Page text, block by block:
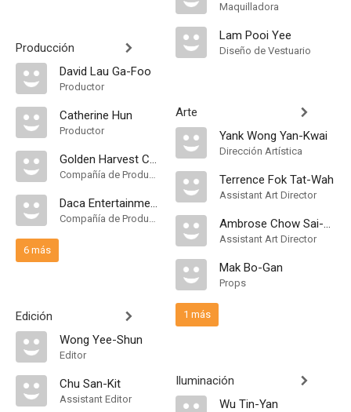
Producción
David Lau Ga-Foo
Productor
Catherine Hun
Productor
Golden Harvest Company
Compañía de Produccion
Daca Entertainment Co
Compañía de Produccion
6 más
Edición
Wong Yee-Shun
Editor
Chu San-Kit
Assistant Editor
Maquilladora
Lam Pooi Yee
Diseño de Vestuario
Arte
Yank Wong Yan-Kwai
Dirección Artística
Terrence Fok Tat-Wah
Assistant Art Director
Ambrose Chow Sai-Hung
Assistant Art Director
Mak Bo-Gan
Props
1 más
Iluminación
Wu Tin-Yan